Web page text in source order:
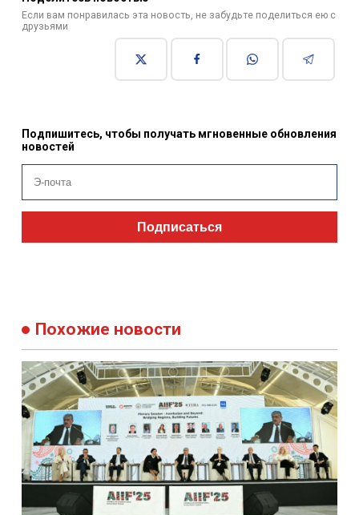
Если вам понравилась эта новость, не забудьте поделиться ею с
друзьями
Подпишитесь, чтобы получать мгновенные обновления
новостей
Подписаться
Похожие новости